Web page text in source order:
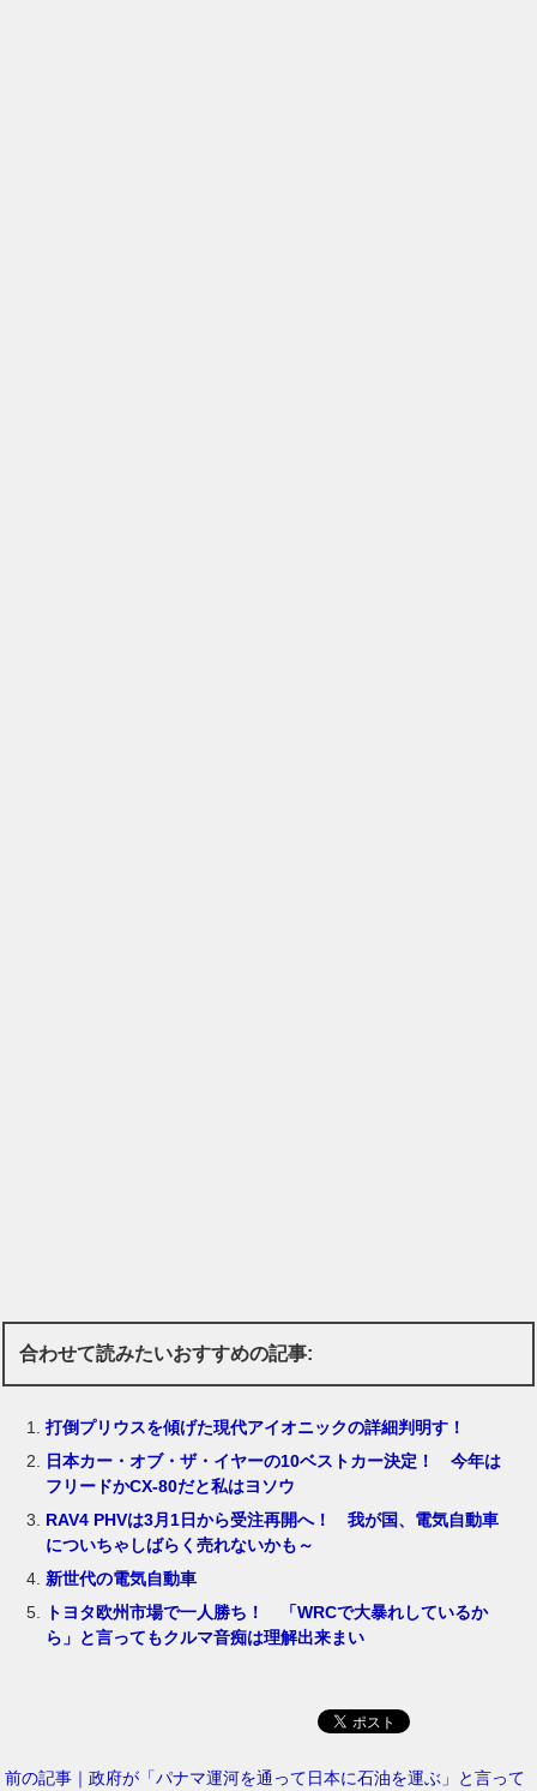
合わせて読みたいおすすめの記事:
打倒プリウスを傾げた現代アイオニックの詳細判明す！
日本カー・オブ・ザ・イヤーの10ベストカー決定！ 今年は
フリードかCX-80だと私はヨソウ
RAV4 PHVは3月1日から受注再開へ！ 我が国、電気自動車
についちゃしばらく売れないかも～
新世代の電気自動車
トヨタ欧州市場で一人勝ち！ 「WRCで大暴れしているか
ら」と言ってもクルマ音痴は理解出来まい
前の記事｜政府が「パナマ運河を通って日本に石油を運ぶ」と言って